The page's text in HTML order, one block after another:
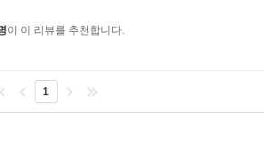
이 이 리뷰를 추천합니다.
1